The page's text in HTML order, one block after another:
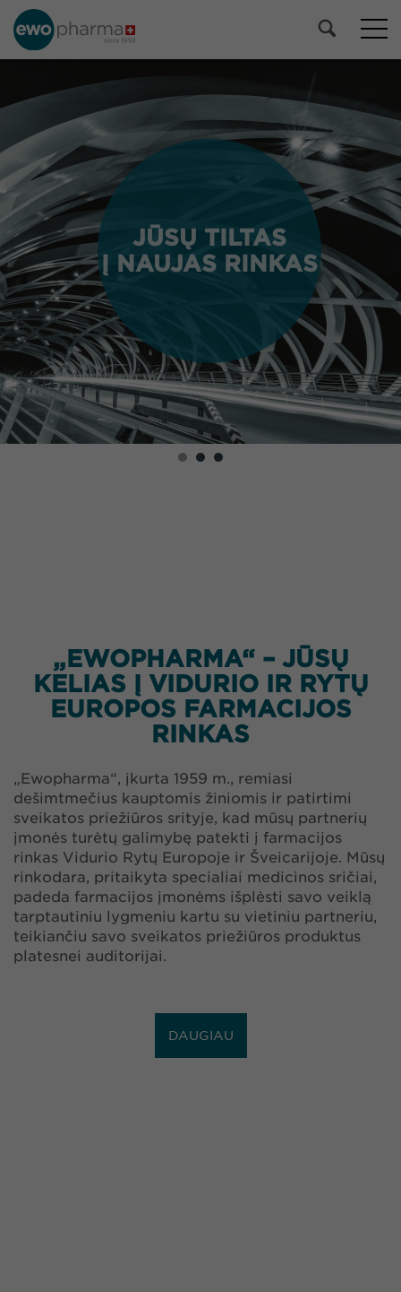
JŪSŲ TILTAS
Į NAUJAS RINKAS
JŪSŲ TILTAS
Į NAUJAS RINKAS
„EWOPHARMA“ – JŪSŲ
KELIAS Į VIDURIO IR RYTŲ
EUROPOS FARMACIJOS
RINKAS
„Ewopharma“, įkurta 1959 m., remiasi
dešimtmečius kauptomis žiniomis ir patirtimi
sveikatos priežiūros srityje, kad mūsų partnerių
įmonės turėtų galimybę patekti į farmacijos
rinkas Vidurio Rytų Europoje ir Šveicarijoje. Mūsų
rinkodara, pritaikyta specialiai medicinos sričiai,
padeda farmacijos įmonėms išplėsti savo veiklą
tarptautiniu lygmeniu kartu su vietiniu partneriu,
teikiančiu savo sveikatos priežiūros produktus
platesnei auditorijai.
DAUGIAU